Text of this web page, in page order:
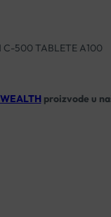
C-500 TABLETE A100
proizvode u